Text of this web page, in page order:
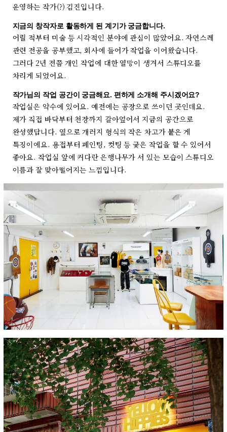
운영하는 작가(?) 김진입니다.
지금의 창작자로 활동하게 된 계기가 궁금합니다.
어릴 적부터 미술 등 시각적인 분야에 관심이 많았어요. 자연스레
관련 전공을 공부했고, 회사에 들어가 작업을 이어왔습니다.
그러다 2년 전쯤 개인 작업에 대한 열망이 생겨서 스튜디오를
차리게 되었어요.
작가님의 작업 공간이 궁금해요. 편하게 소개해 주시겠어요?
작업실은 약수에 있어요. 예전에는 공장으로 쓰이던 곳인데요.
제가 직접 바닥부터 천장까지 갈아엎어서 지금의 공간으로
완성했답니다. 옆으로 개러지 형식의 작은 차고가 붙은 게
특징이에요. 용접부터 페인팅, 컷팅 등 궂은 작업을 할 수 있어서
좋아요. 작업실 앞에 커다란 은행나무가 서 있는 모습이 스튜디오
이름과 잘 맞아떨어지는 느낌입니다.